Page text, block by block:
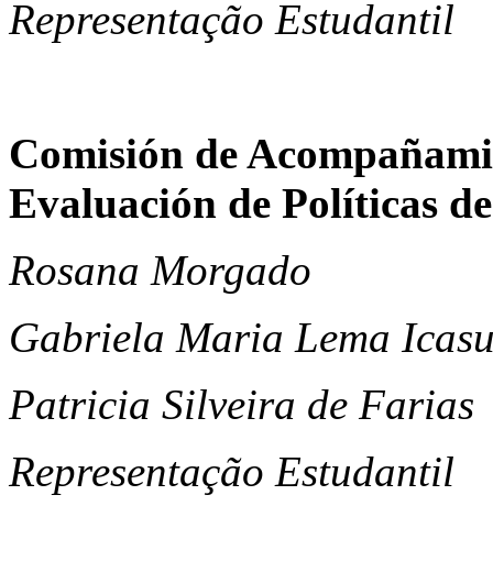
Representação Estudantil
Comisión de
Evaluación de Políticas
Rosana Morgado
Gabriela Maria Lema
Patricia Silveira de Farias
Representação Estudantil